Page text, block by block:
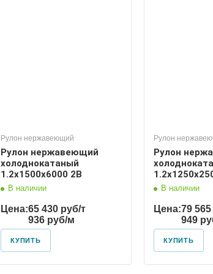
Рулон нержавеющий
Рулон нержавеющий
холоднокатаный
1.2х1500х6000 2В
В наличии
Цена:65 430 руб/т
936 руб/м
КУПИТЬ
Рулон
Рулон
В наличии
Цена:79
949
КУПИТЬ